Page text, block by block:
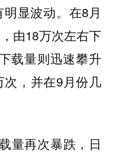
显波动。在8月
由18万次左右下
载量则迅速攀升
，并在9月份几
量再次暴跌，日